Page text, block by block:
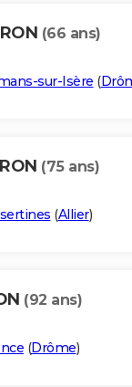
(66 ans)
sur-Isère (
(75 ans)
(Allier)
(92 ans)
(Drôme)